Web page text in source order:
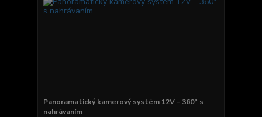
Panoramatický kamerový systém 12V - 360° s
nahrávaním